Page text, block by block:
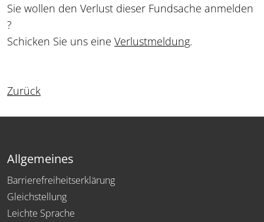
Sie wollen den Verlust dieser Fundsache anmelden
?
Schicken Sie uns eine Verlustmeldung.
Zurück
Allgemeines
Barrierefreiheitserklärung
Gleichstellung
Leichte Sprache